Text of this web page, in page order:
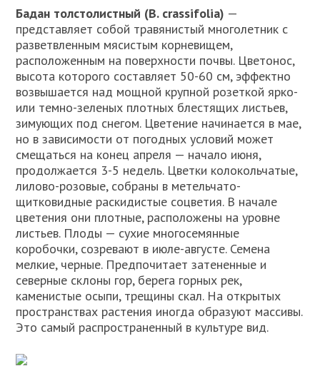
Бадан толстолистный (В. crassifolia) —
представляет собой травянистый многолетник с
разветвленным мясистым корневищем,
расположенным на поверхности почвы. Цветонос,
высота которого составляет 50-60 см, эффектно
возвышается над мощной крупной розеткой ярко-
или темно-зеленых плотных блестящих листьев,
зимующих под снегом. Цветение начинается в мае,
но в зависимости от погодных условий может
смещаться на конец апреля — начало июня,
продолжается 3-5 недель. Цветки колокольчатые,
лилово-розовые, собраны в метельчато-
щитковидные раскидистые соцветия. В начале
цветения они плотные, расположены на уровне
листьев. Плоды — сухие многосемянные
коробочки, созревают в июле-августе. Семена
мелкие, черные. Предпочитает затененные и
северные склоны гор, берега горных рек,
каменистые осыпи, трещины скал. На открытых
пространствах растения иногда образуют массивы.
Это самый распространенный в культуре вид.